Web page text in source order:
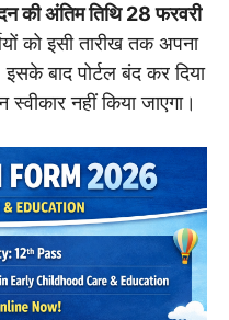
की अंतिम तिथि 28 फरवरी
को इसी तारीख तक अपना
बाद पोर्टल बंद कर दिया
नहीं किया जाएगा।